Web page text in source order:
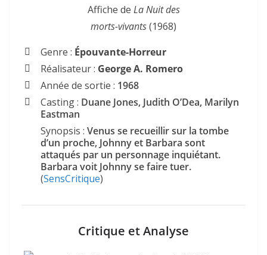
Affiche de La Nuit des
morts-vivants(1968)
Genre : Épouvante-Horreur
Réalisateur : George A. Romero
Année de sortie : 1968
Casting : Duane Jones, Judith O’Dea, Marilyn
Eastman
Synopsis : Venus se recueillir sur la tombe
d’un proche, Johnny et Barbara sont
attaqués par un personnage inquiétant.
Barbara voit Johnny se faire tuer.
(SensCritique)
Critique et Analyse